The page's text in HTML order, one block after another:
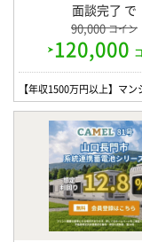
面談完了 で
90,000コイン
120,000